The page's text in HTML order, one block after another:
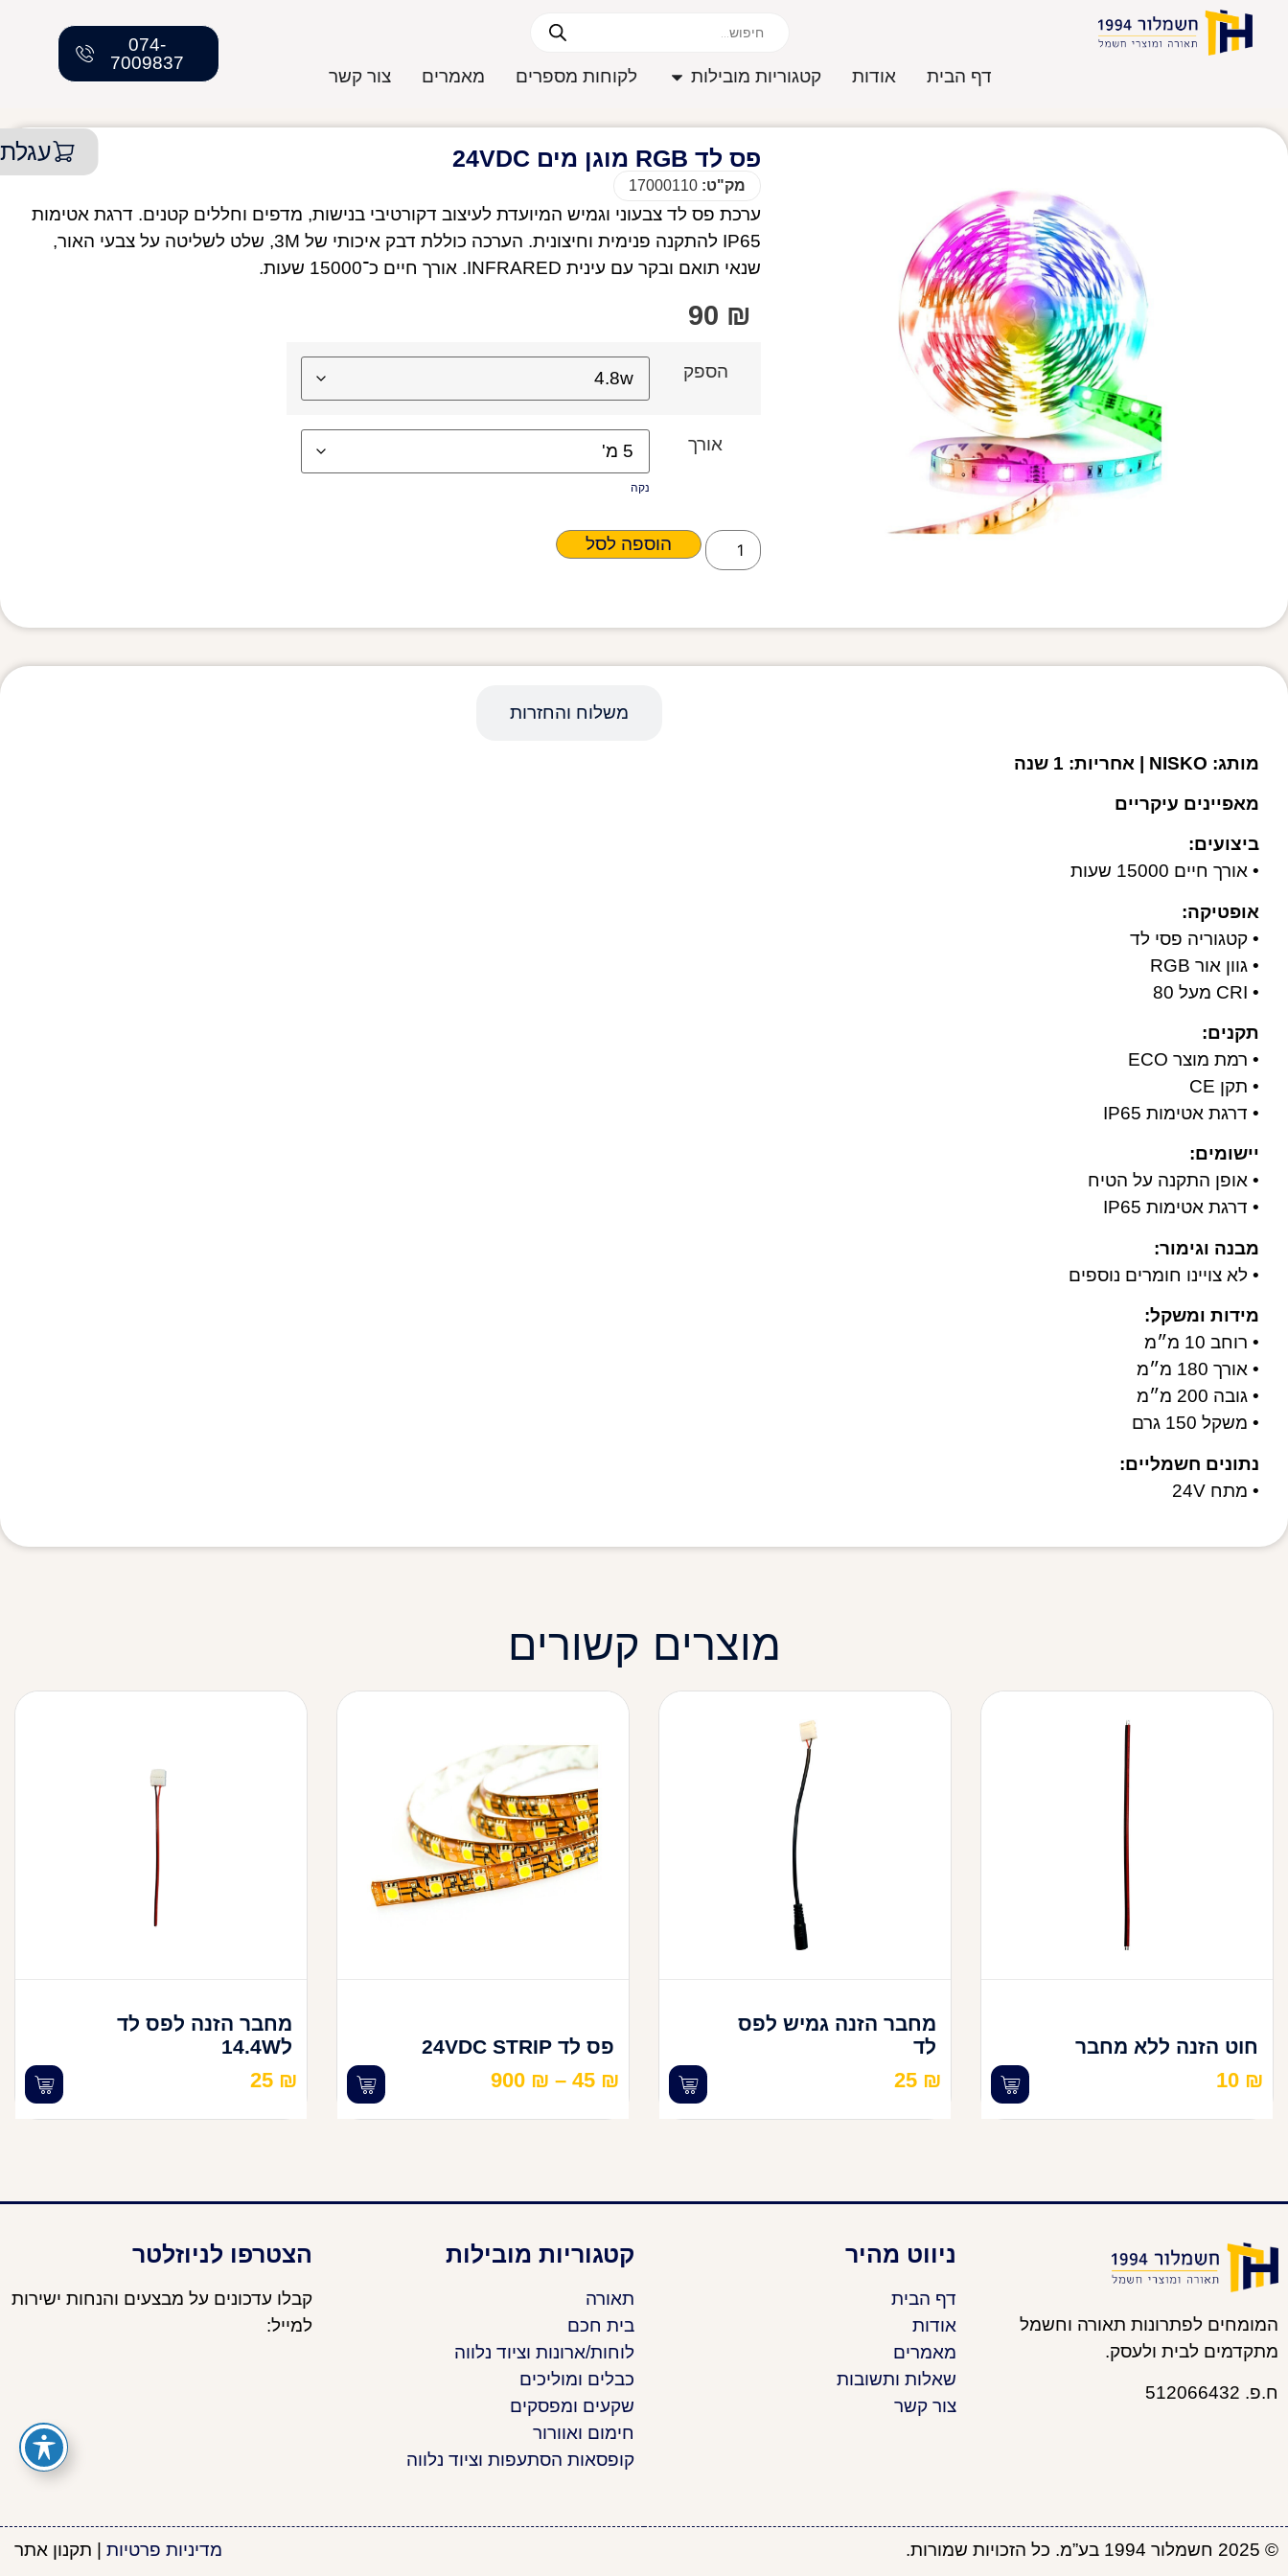
דף הבית אודות קטגוריות מובילות לקוחות מספרים מאמרים צור קשר
074-
7009837
פס לד RGB מוגן מים 24VDC
מק"ט: 17000110
ערכת פס לד צבעוני וגמיש המיועדת לעיצוב דקורטיבי בנישות, מדפים וחללים קטנים. דרגת אטימות
IP65 להתקנה פנימית וחיצונית. הערכה כוללת דבק איכותי של 3M, שלט לשליטה על צבעי האור,
שנאי תואם ובקר עם עינית INFRARED. אורך חיים כ־15000 שעות.
90 ₪
הספק
אורך
נקה
הוספה לסל
משלוח והחזרות
מותג: NISKO | אחריות: 1 שנה
מאפיינים עיקריים
ביצועים:
• אורך חיים 15000 שעות
אופטיקה:
• קטגוריה פסי לד
• גוון אור RGB
• CRI מעל 80
תקנים:
• רמת מוצר ECO
• תקן CE
• דרגת אטימות IP65
יישומים:
• אופן התקנה על הטיח
• דרגת אטימות IP65
מבנה וגימור:
• לא צויינו חומרים נוספים
מידות ומשקל:
• רוחב 10 מ״מ
• אורך 180 מ״מ
• גובה 200 מ״מ
• משקל 150 גרם
נתונים חשמליים:
• מתח 24V
מוצרים קשורים
חוט הזנה ללא מחבר
10 ₪
מחבר הזנה גמיש לפס
לד
25 ₪
פס לד 24VDC STRIP
45 ₪
–
900 ₪
מחבר הזנה לפס לד
ל14.4W
25 ₪
המומחים לפתרונות תאורה וחשמל
מתקדמים לבית ולעסק.
ח.פ. 512066432
ניווט מהיר
דף הבית
אודות
מאמרים
שאלות ותשובות
צור קשר
קטגוריות מובילות
תאורה
בית חכם
לוחות/ארונות וציוד נלווה
כבלים ומוליכים
שקעים ומפסקים
חימום ואוורור
קופסאות הסתעפות וציוד נלווה
הצטרפו לניוזלטר
קבלו עדכונים על מבצעים והנחות ישירות
למייל:
© 2025 חשמלור 1994 בע”מ. כל הזכויות שמורות. מדיניות פרטיות | תקנון אתר